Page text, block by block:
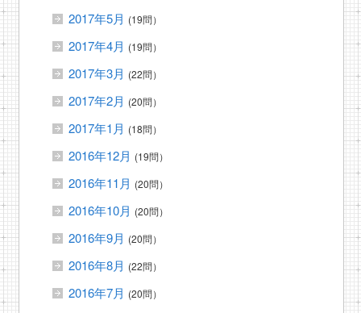
2017年5月 (19問）
2017年4月 (19問）
2017年3月 (22問）
2017年2月 (20問）
2017年1月 (18問）
2016年12月 (19問）
2016年11月 (20問）
2016年10月 (20問）
2016年9月 (20問）
2016年8月 (22問）
2016年7月 (20問）